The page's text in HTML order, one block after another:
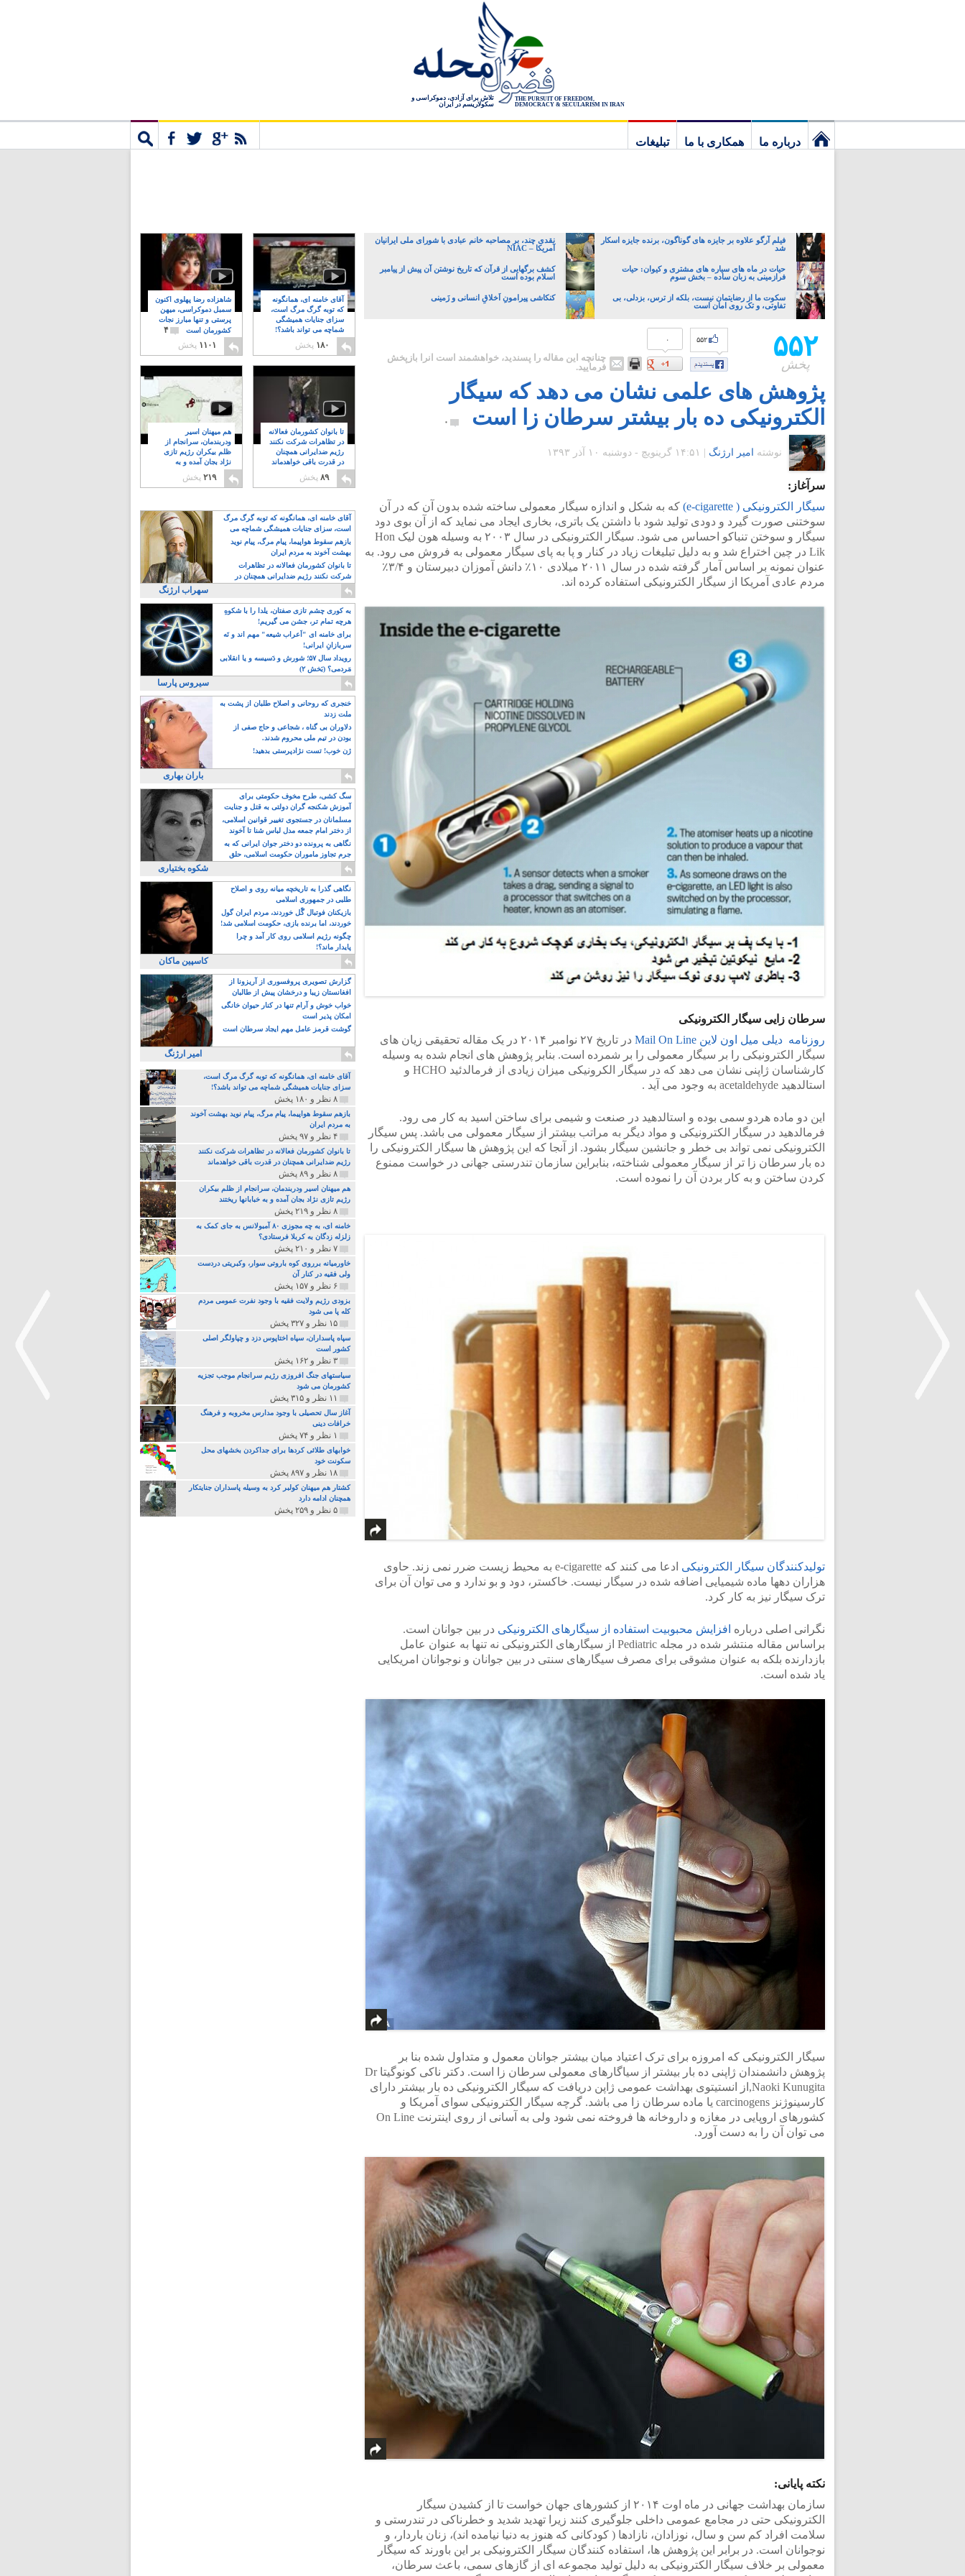
THE PURSUIT OF FREEDOM,
DEMOCRACY & SECULARISM IN IRAN
تلاش برای آزادی، دموکراسی و
سکولاریسم در ایران
درباره ما همکاری با ما
تبلیغات
فیلم آرگو علاوه بر جایزه های گوناگون، برنده جایزه اسکار
شد
نقدی چند، بر مصاحبه خانم عبادی با شورای ملی ایرانیان
آمریکا – NIAC
حیات در ماه های سیاره های مشتری و کیوان: حیات
فرازمینی به زبان ساده – بخش سوم
کشف برگهایی از قرآن که تاریخ نوشتن آن پیش از پیامبر
اسلام بوده است
سکوت ما از رضایتمان نیست، بلکه از ترس، بزدلی، بی
تفاوتی، و تک روی امان است
کنکاشی پیرامونِ اَخلاقِ انسانی و زَمینی
۵۵۲
پخش
۰ ۵۵۲
چنانچه این مقاله را پسندید، خواهشمند است آنرا بازپخش
فرمایید.
پژوهش های علمی نشان می دهد که سیگار
الکترونیکی ده بار بیشتر سرطان زا است
۰
نوشته امیر ارژنگ ۱۴:۵۱ گرينويچ - دوشنبه ۱۰ آذر ۱۳۹۳
سرآغاز:
سیگار الکترونیکی ( e-cigarette)
که به شکل و اندازه سیگار معمولی ساخته شده بدون آن که در آن
سوختنی صورت گیرد و دودی تولید شود با داشتن یک باتری، بخاری ایجاد می نماید که از آن بوی دود
سیگار و سوختن تنباکو احساس می شود. سیگار الکترونیکی در سال ۲۰۰۳ به وسیله هون لیک Hon
Lik در چین اختراع شد و به دلیل تبلیغات زیاد در کنار و پا به پای سیگار معمولی به فروش می رود. به
عنوان نمونه بر اساس آمار گرفته شده در سال ۲۰۱۱ میلادی ۱۰٪ دانش آموزان دبیرستان و ۳/۴٪
مردم عادی آمریکا از سیگار الکترونیکی استفاده کرده اند.
سرطان زایی سیگار الکترونیکی
روزنامه دیلی میل اون لاین Mail On Line
در تاریخ ۲۷ نوامبر ۲۰۱۴ در یک مقاله تحقیقی زیان های
سیگار الکترونیکی را بر سیگار معمولی را بر شمرده است. بنابر پژوهش های انجام شده به وسیله
کارشناسان ژاپنی نشان می دهد که در سیگار الکرونیکی میزان زیادی از فرمالدئید HCHO و
استالدهید acetaldehyde به وجود می آید .
این دو ماده هردو سمی بوده و استالدهید در صنعت و شیمی برای ساختن اسید به کار می رود.
فرمالدهید در سیگار الکترونیکی و مواد دیگر به مراتب بیشتر از سیگار معمولی می باشد. پس سیگار
الکترونیکی نمی تواند بی خطر و جانشین سیگار بشود. از آنجا که این پژوهش ها سیگار الکترونیکی را
ده بار سرطان زا تر از سیگار معمولی شناخته، بنابراین سازمان تندرستی جهانی در خواست ممنوع
کردن ساختن و به کار بردن آن را نموده است.
تولیدکنندگان سیگار الکترونیکی
ادعا می کنند که e-cigarette به محیط زیست ضرر نمی زند. حاوی
هزاران دهها ماده شیمیایی اضافه شده در سیگار نیست. خاکستر، دود و بو ندارد و می توان آن برای
ترک سیگار نیز به کار کرد.
نگرانی اصلی درباره افزایش محبوبیت استفاده از سیگارهای الکترونیکی در بین جوانان است.
براساس مقاله منتشر شده در مجله Pediatric‌ از سیگارهای الکترونیکی نه تنها به عنوان عامل
بازدارنده بلکه به عنوان مشوقی برای مصرف سیگارهای سنتی در بین جوانان و نوجوانان امریکایی
یاد شده است.
سیگار الکترونیکی که امروزه برای ترک اعتیاد میان بیشتر جوانان معمول و متداول شده بنا بر
پژوهش دانشمندان ژاپنی ده بار بیشتر از سیاگارهای معمولی سرطان زا است. دکتر ناکی کونوگیتا Dr
Naoki Kunugita,از انستیتوی بهداشت عمومی ژاپن دریافت که سیگار الکترونیکی ده بار بیشتر دارای
کارسینوژنز carcinogens یا ماده سرطان زا می باشد. گرچه سیگار الکترونیکی سوای آمریکا و
کشورهای اروپایی در مغازه و داروخانه ها فروخته نمی شود ولی به آسانی از روی اینترنت On Line
می توان آن را به دست‌ آورد.
نکته پایانی:
سازمان بهداشت جهانی در ماه اوت ۲۰۱۴ از کشورهای جهان خواست تا از کشیدن سیگار
الکترونیکی حتی در مجامع عمومی داخلی جلوگیری کنند زیرا تهدید شدید و خطرناکی در تندرستی و
سلامت افراد کم سن و سال، نوزادان، نازادها ( کودکانی که هنوز به دنیا نیامده اند)، زنان باردار، و
نوجوانان است. در برابر این پژوهش ها، استفاده کنندگان سیگار الکترونیکی بر این باورند که سیگار
معمولی بر خلاف سیگار الکترونیکی به دلیل تولید مجموعه ای از گازهای سمی، باعث سرطان،
شاهزاده رضا پهلوی اکنون
سمبل دموکراسی، میهن
پرستی و تنها مبارز نجات
کشورمان است
۴
۱۱۰۱ پخش
آقای خامنه ای، همانگونه
که توبه گرگ مرگ است،
سزای جنایات همیشگی
شماچه می تواند باشد؟!
۸
۱۸۰ پخش
هم میهنان اسیر
ودربندمان، سرانجام از
ظلم بیکران رژیم تازی
نژاد بجان آمده و به
۲۱۹ پخش
تا بانوان کشورمان فعالانه
در تظاهرات شرکت نکنند
رژیم ضدایرانی همچنان
در قدرت باقی خواهدماند
۸
۸۹ پخش
آقای خامنه ای، همانگونه که توبه گرگ مرگ
است، سزای جنایات همیشگی شماچه می
تواند باشد؟!
بازهم سقوط هواپیما، پیام مرگ، پیام نوید
بهشت آخوند به مردم ایران
تا بانوان کشورمان فعالانه در تظاهرات
شرکت نکنند رژیم ضدایرانی همچنان در
قدرت باقی خواهدماند
سهراب ارژنگ
به کوری چشم تازی صفتان، یلدا را با شکوهِ
هرچه تمام تر، جشن می گیریم!
برای خامنه ای "اَعراب شیعه" مهم اند و نَه
سربازانِ ایرانی!
رویداد سال ۵۷؛ شورش و دَسیسه و یا انقلابی
مَردمی؟ (بَخش ۲)
سیروس پارسا
خنجری که روحانی و اصلاح طلبان از پشت به
ملت زدند
دلاوران بی گناه ، شجاعی و حاج صفی از
بودن در تیم ملی محروم شدند.
ژن خوب! تست نژادپرستی بدهید!
باران بهاری
سگ کشی، طرح مخوف حکومتی برای
آموزش شکنجه گران دولتی به قتل و جنایت
بیشتر
مسلمانان در جستجوی تغییر قوانین اسلامی،
از دختر امام جمعه مدل لباس شنا تا آخوند
مسلمان همجنسگرا!
نگاهی به پرونده دو دختر جوان ایرانی که به
جرم تجاوز ماموران حکومت اسلامی، حلق
آویز شدند!
شکوه بختیاری
نگاهی گذرا به تاریخچه میانه روی و اصلاح
طلبی در جمهوری اسلامی
بازیکنان فوتبال گًل خوردند، مردم ایران گول
خوردند، اما برنده بازی، حکومت اسلامی شد!
چگونه رژیم اسلامی روی کار آمد و چرا
پایدار ماند؟!
کاسپین ماکان
گزارش تصویری پروفسوری از آریزونا از
افغانستان زیبا و درخشان پیش از طالبان
خواب خوش و آرام تنها در کنار حیوان خانگی
امکان پذیر است
گوشت قرمز عامل مهم ایجاد سرطان است
امیر ارژنگ
آقای خامنه ای، همانگونه که توبه گرگ مرگ است،
سزای جنایات همیشگی شماچه می تواند باشد؟!
۸ نظر و ۱۸۰ پخش
بازهم سقوط هواپیما، پیام مرگ، پیام نوید بهشت آخوند
به مردم ایران
۴ نظر و ۹۷ پخش
تا بانوان کشورمان فعالانه در تظاهرات شرکت نکنند
رژیم ضدایرانی همچنان در قدرت باقی خواهدماند
۸ نظر و ۸۹ پخش
هم میهنان اسیر ودربندمان، سرانجام از ظلم بیکران
رژیم تازی نژاد بجان آمده و به خبابانها ریختند
۸ نظر و ۲۱۹ پخش
خامنه ای، به چه مجوزی ۸۰ آمبولانس به جای کمک به
زلزله زدگان به کربلا فرستادی؟
۷ نظر و ۲۱۰ پخش
خاورمیانه برروی کوه باروتی سوار، وکبریتی دردست
ولی فقیه در کنار آن
۶ نظر و ۱۵۷ پخش
بزودی رژیم ولایت فقیه با وجود نفرت عمومی مردم
کله پا می شود
۱۵ نظر و ۳۲۷ پخش
سپاه پاسداران، سپاه اختاپوس دزد و چپاولگر اصلی
کشور است
۳ نظر و ۱۶۲ پخش
سیاستهای جنگ افروزی رژیم سرانجام موجب تجزیه
کشورمان می شود
۱۱ نظر و ۳۱۵ پخش
آغاز سال تحصیلی با وجود مدارس مخروبه و فرهنگ
خرافات دینی
۱ نظر و ۷۴ پخش
خوابهای طلائی کردها برای جداکردن بخشهای محل
سکونت خود
۱۸ نظر و ۸۹۷ پخش
کشتار هم میهنان کولبر کرد به وسیله پاسداران جنایتکار
همچنان ادامه دارد
۵ نظر و ۲۵۹ پخش